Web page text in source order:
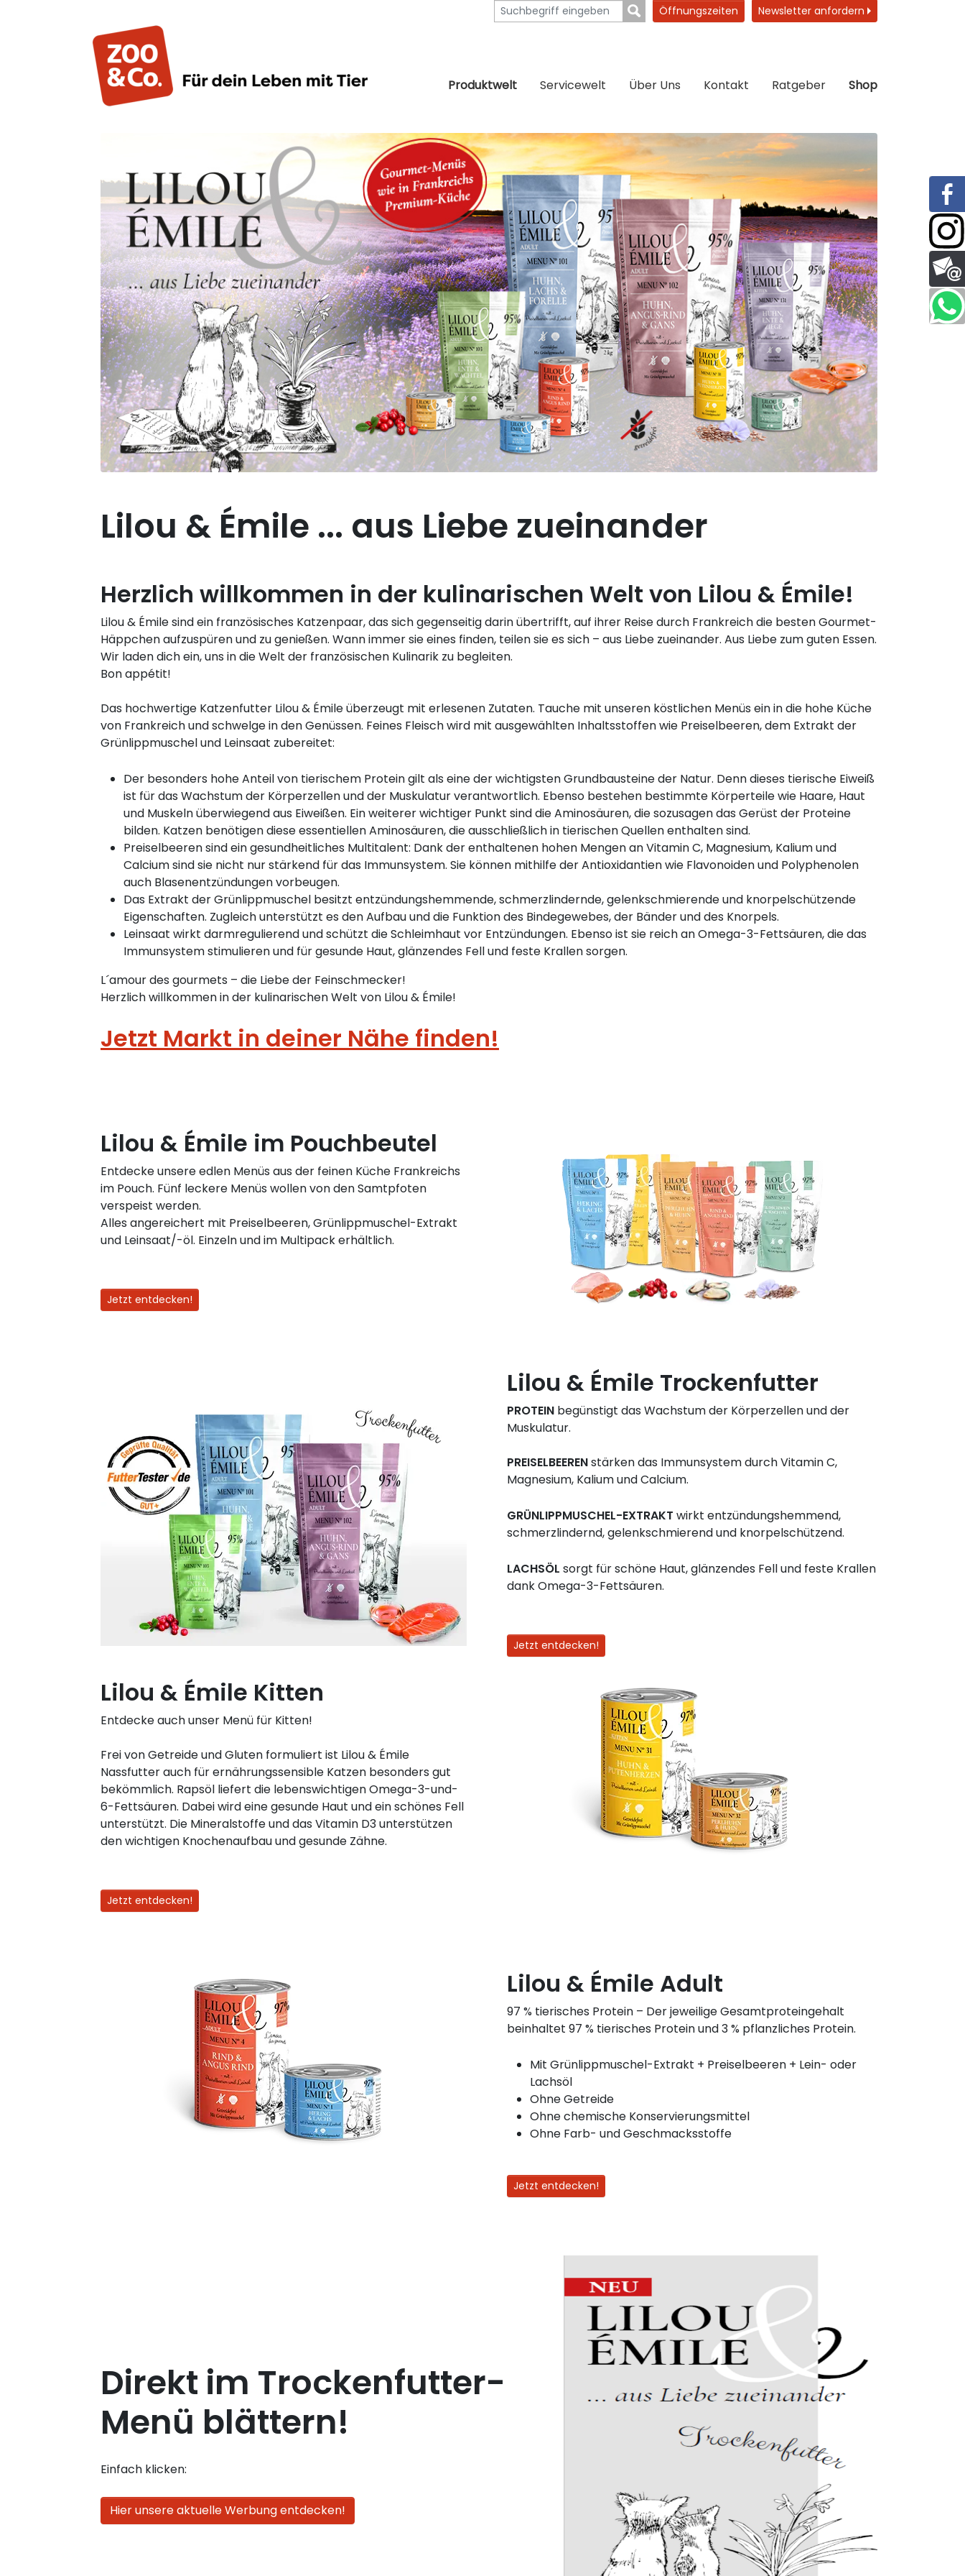
Öffnungszeiten Newsletter anfordern
Produktwelt Servicewelt Über Uns Kontakt Ratgeber Shop
Lilou & Émile ... aus Liebe zueinander
Herzlich willkommen in der kulinarischen Welt von Lilou & Émile!
Lilou & Émile sind ein französisches Katzenpaar, das sich gegenseitig darin übertrifft, auf ihrer Reise durch Frankreich die besten Gourmet-
Häppchen aufzuspüren und zu genießen. Wann immer sie eines finden, teilen sie es sich – aus Liebe zueinander. Aus Liebe zum guten Essen.
Wir laden dich ein, uns in die Welt der französischen Kulinarik zu begleiten.
Bon appétit!
Das hochwertige Katzenfutter Lilou & Émile überzeugt mit erlesenen Zutaten. Tauche mit unseren köstlichen Menüs ein in die hohe Küche
von Frankreich und schwelge in den Genüssen. Feines Fleisch wird mit ausgewählten Inhaltsstoffen wie Preiselbeeren, dem Extrakt der
Grünlippmuschel und Leinsaat zubereitet:
Der besonders hohe Anteil von tierischem Protein gilt als eine der wichtigsten Grundbausteine der Natur. Denn dieses tierische Eiweiß
ist für das Wachstum der Körperzellen und der Muskulatur verantwortlich. Ebenso bestehen bestimmte Körperteile wie Haare, Haut
und Muskeln überwiegend aus Eiweißen. Ein weiterer wichtiger Punkt sind die Aminosäuren, die sozusagen das Gerüst der Proteine
bilden. Katzen benötigen diese essentiellen Aminosäuren, die ausschließlich in tierischen Quellen enthalten sind.
Preiselbeeren sind ein gesundheitliches Multitalent: Dank der enthaltenen hohen Mengen an Vitamin C, Magnesium, Kalium und
Calcium sind sie nicht nur stärkend für das Immunsystem. Sie können mithilfe der Antioxidantien wie Flavonoiden und Polyphenolen
auch Blasenentzündungen vorbeugen.
Das Extrakt der Grünlippmuschel besitzt entzündungshemmende, schmerzlindernde, gelenkschmierende und knorpelschützende
Eigenschaften. Zugleich unterstützt es den Aufbau und die Funktion des Bindegewebes, der Bänder und des Knorpels.
Leinsaat wirkt darmregulierend und schützt die Schleimhaut vor Entzündungen. Ebenso ist sie reich an Omega-3-Fettsäuren, die das
Immunsystem stimulieren und für gesunde Haut, glänzendes Fell und feste Krallen sorgen.
L´amour des gourmets – die Liebe der Feinschmecker!
Herzlich willkommen in der kulinarischen Welt von Lilou & Émile!
Jetzt Markt in deiner Nähe finden!
Lilou & Émile im Pouchbeutel
Entdecke unsere edlen Menüs aus der feinen Küche Frankreichs
im Pouch. Fünf leckere Menüs wollen von den Samtpfoten
verspeist werden.
Alles angereichert mit Preiselbeeren, Grünlippmuschel-Extrakt
und Leinsaat/-öl. Einzeln und im Multipack erhältlich.
Jetzt entdecken!
Lilou & Émile Trockenfutter
PROTEIN begünstigt das Wachstum der Körperzellen und der
Muskulatur.
PREISELBEERENstärken das Immunsystem durch Vitamin C,
Magnesium, Kalium und Calcium.
GRÜNLIPPMUSCHEL-EXTRAKT wirkt entzündungshemmend,
schmerzlindernd, gelenkschmierend und knorpelschützend.
LACHSÖL sorgt für schöne Haut, glänzendes Fell und feste Krallen
dank Omega-3-Fettsäuren.
Jetzt entdecken!
Lilou & Émile Kitten
Entdecke auch unser Menü für Kitten!
Frei von Getreide und Gluten formuliert ist Lilou & Émile
Nassfutter auch für ernährungssensible Katzen besonders gut
bekömmlich. Rapsöl liefert die lebenswichtigen Omega-3-und-
6-Fettsäuren. Dabei wird eine gesunde Haut und ein schönes Fell
unterstützt. Die Mineralstoffe und das Vitamin D3 unterstützen
den wichtigen Knochenaufbau und gesunde Zähne.
Jetzt entdecken!
Lilou & Émile Adult
97 % tierisches Protein – Der jeweilige Gesamtproteingehalt
beinhaltet 97 % tierisches Protein und 3 % pflanzliches Protein.
Mit Grünlippmuschel-Extrakt + Preiselbeeren + Lein- oder
Lachsöl
Ohne Getreide
Ohne chemische Konservierungsmittel
Ohne Farb- und Geschmacksstoffe
Jetzt entdecken!
Direkt im Trockenfutter-
Menü blättern!
Einfach klicken:
Hier unsere aktuelle Werbung entdecken!